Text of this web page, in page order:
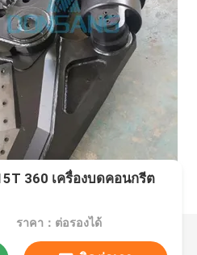
360 เครื่องบดคอนกรีต
ราคา：ต่อรองได้